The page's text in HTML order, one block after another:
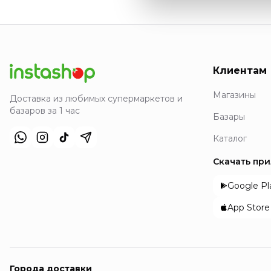
Доставка из любимых супермаркетов и
базаров за 1 час
Клиентам
Магазины
Базары
Каталог
Скачать
Google
App Store
Города доставки